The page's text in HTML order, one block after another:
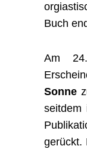
Buch
Am
Sonne
seitdem
gerückt.